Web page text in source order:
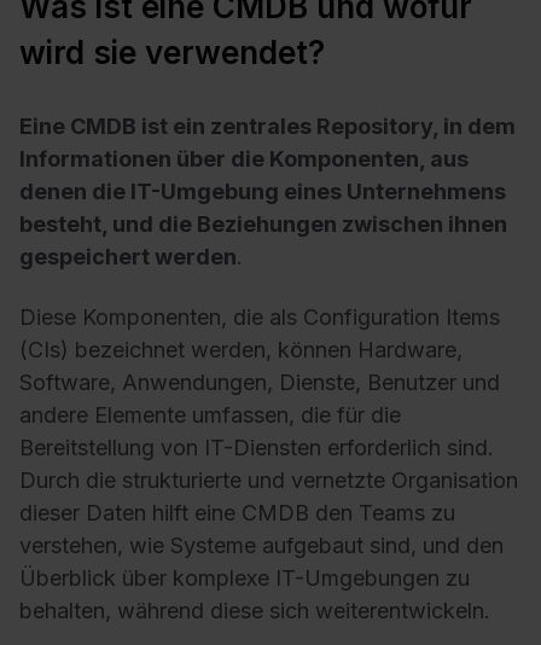
wird sie verwendet?
Eine CMDB ist ein zentrales Repository, in dem
Informationen über die Komponenten, aus
denen die IT-Umgebung eines Unternehmens
besteht, und die Beziehungen zwischen ihnen
gespeichert werden.
Diese Komponenten, die als Configuration Items
(CIs) bezeichnet werden, können Hardware,
Software, Anwendungen, Dienste, Benutzer und
andere Elemente umfassen, die für die
Bereitstellung von IT-Diensten erforderlich sind.
Durch die strukturierte und vernetzte Organisation
dieser Daten hilft eine CMDB den Teams zu
verstehen, wie Systeme aufgebaut sind, und den
Überblick über komplexe IT-Umgebungen zu
behalten, während diese sich weiterentwickeln.